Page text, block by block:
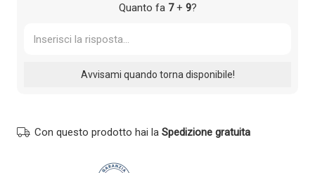
Quanto fa 7+ 9?
Con questo prodotto hai la Spedizione gratuita